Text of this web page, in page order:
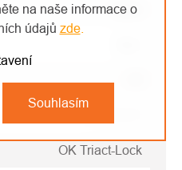
na naše informace o
údajů zde.
Souhlasím
false
OK Triact-Lock